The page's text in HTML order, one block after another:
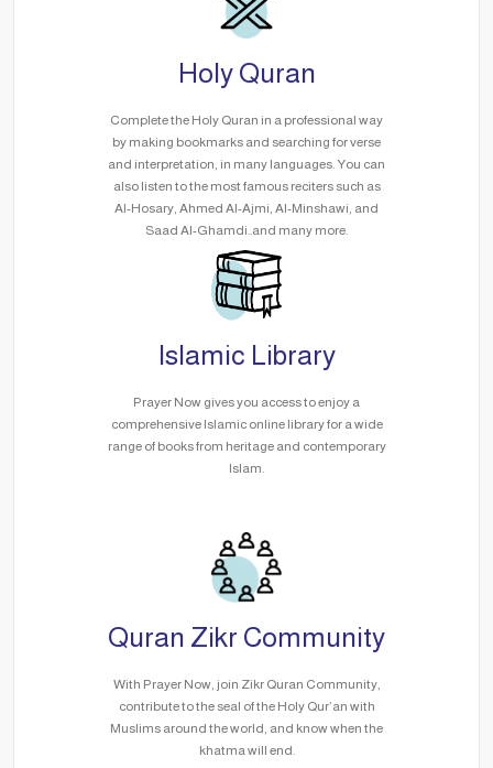
Holy Quran
Complete the Holy Quran in a professional way
by making bookmarks and searching for verse
and interpretation, in many languages. You can
also listen to the most famous reciters such as
Al-Hosary, Ahmed Al-Ajmi, Al-Minshawi, and
Saad Al-Ghamdi..and many more.
Islamic Library
Prayer Now gives you access to enjoy a
comprehensive Islamic online library for a wide
range of books from heritage and contemporary
Islam.
Quran Zikr Community
With Prayer Now, join Zikr Quran Community,
contribute to the seal of the Holy Qur’an with
Muslims around the world, and know when the
khatma will end.